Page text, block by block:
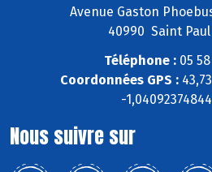
Avenue Gaston
40990 Saint
Téléphone :05 58
Coordonnées GPS :
-
Nous suivre sur